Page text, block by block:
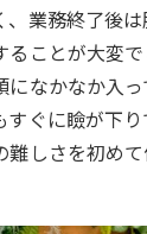
、業務終了後
ことが大変で
になかなか入
ぐに瞼が下り
しさを初めて